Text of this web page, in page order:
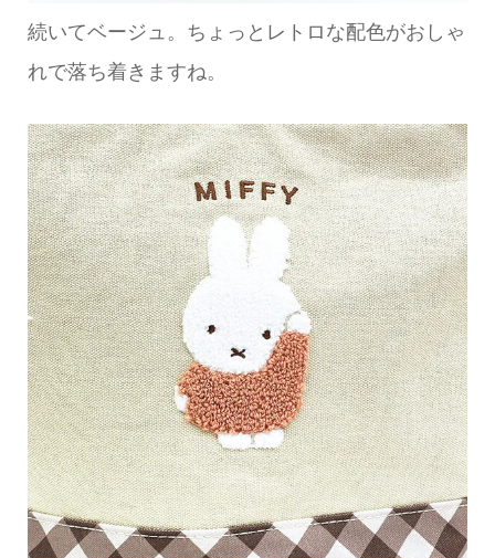
続いてベージュ。ちょっとレトロな配色がおしゃ
れで落ち着きますね。